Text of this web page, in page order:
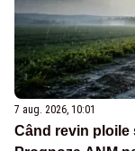
7 aug. 2026, 10:01
Când revin ploile